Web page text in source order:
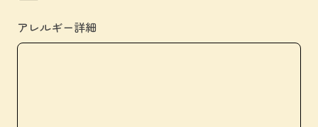
アレルギー詳細